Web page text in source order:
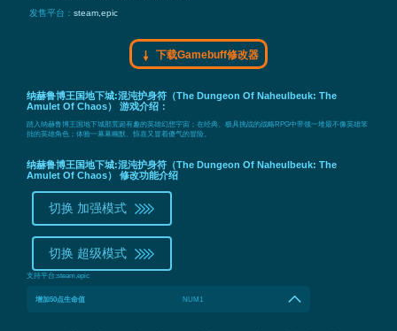
发售平台： steam,epic
下载Gamebuff修改器
纳赫鲁博王国地下城:混沌护身符（The Dungeon Of Naheulbeuk: The
Amulet Of Chaos） 游戏介绍：
踏入纳赫鲁博王国地下城那荒诞有趣的英雄幻想宇宙；在经典、极具挑战的战略RPG中带领一堆最不像英雄笨
拙的英雄角色；体验一幕幕幽默、惊喜又冒着傻气的冒险。
纳赫鲁博王国地下城:混沌护身符（The Dungeon Of Naheulbeuk: The
Amulet Of Chaos） 修改功能介绍
切换 加强模式
切换 超级模式
支持平台:steam,epic
增加50点生命值 NUM1